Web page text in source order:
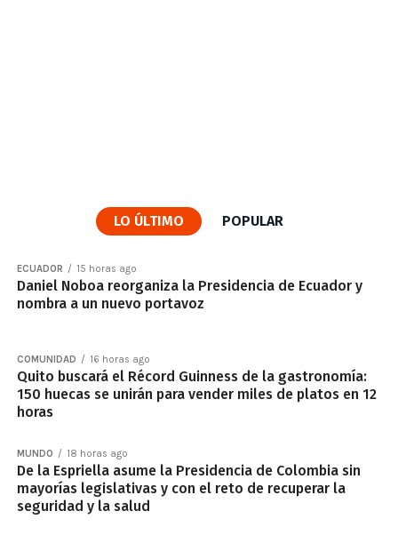
LO ÚLTIMO POPULAR
ECUADOR 15 horas ago
Daniel Noboa reorganiza la Presidencia de Ecuador y
nombra a un nuevo portavoz
COMUNIDAD 16 horas ago
Quito buscará el Récord Guinness de la gastronomía:
150 huecas se unirán para vender miles de platos en 12
horas
MUNDO 18 horas ago
De la Espriella asume la Presidencia de Colombia sin
mayorías legislativas y con el reto de recuperar la
seguridad y la salud